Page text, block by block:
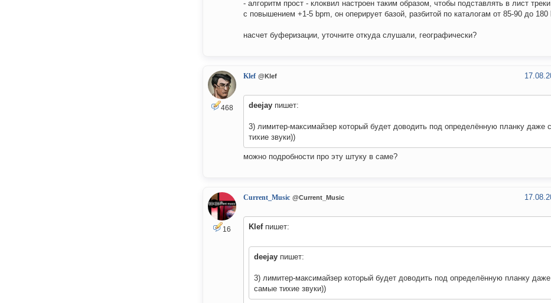
- алгоритм прост - клоквил настроен таким образом, чтобы подставлять в лист
с повышением +1-5 bpm, он оперирует базой, разбитой по каталогам от 85-90 до 180
насчет буферизации, уточните откуда слушали, географически?
468
Klef @Klef
deejay пишет:
3) лимитер-максимайзер который будет доводить под определённую планку даже
тихие звуки))
можно подробности про эту штуку в саме?
16
Current_Music @Current_Music
Klefпишет:
deejay пишет:
3) лимитер-максимайзер который будет доводить под определённую планку даже
самые тихие звуки))